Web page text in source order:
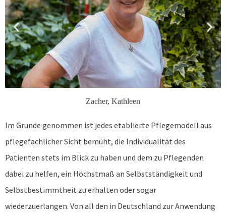
Zacher, Kathleen
Im Grunde genommen ist jedes etablierte Pflegemodell aus
pflegefachlicher Sicht bemüht, die Individualität des
Patienten stets im Blick zu haben und dem zu Pflegenden
dabei zu helfen, ein Höchstmaß an Selbstständigkeit und
Selbstbestimmtheit zu erhalten oder sogar
wiederzuerlangen. Von all den in Deutschland zur Anwendung